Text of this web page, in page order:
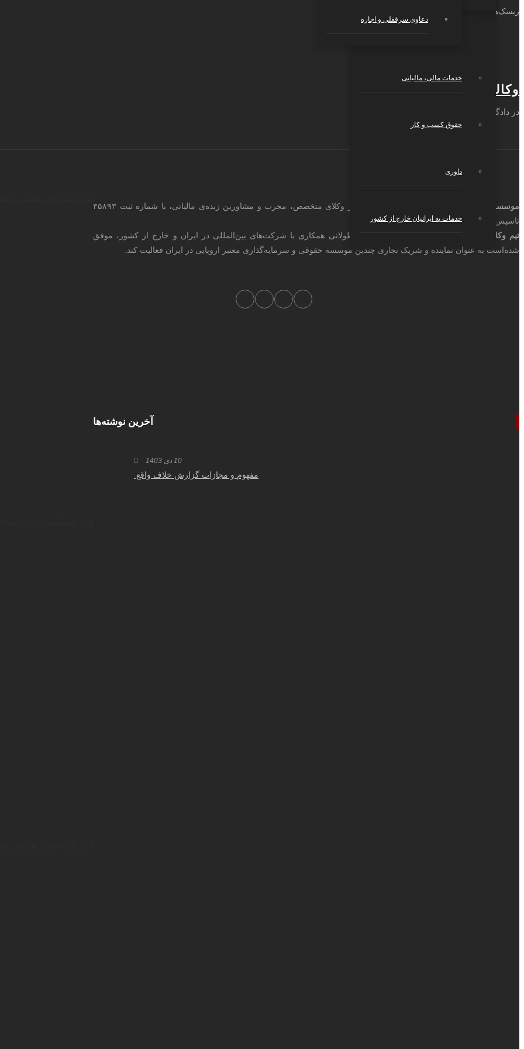
دعاوی سرقفلی و اجاره
خدمات مالی، مالیاتی
حقوق کسب و کار
داوری
خدمات به ایرانیان خارج از کشور
ریسک‌های حقوقی کسب و کار شما را شناسایی می‌کنیم.
وکالت دعاوی
در دادگاه از پرونده شما دفاع می‌کنیم.
موسسه حقوقی اندیشه
، از سال ۱۳۹۴ با تیمی از وکلای متخصص، مجرب و مشاورین زبده‌ی مالیاتی، با شماره ثبت ۳۵۸۹۳
تاسیس شد.
تیم وکلا و مشاورین اندیشه
، با اتکا به سابقه‌ی طولانی همکاری با شرکت‌های بین‌المللی در ایران و خارج از کشور، موفق
شده‌است به عنوان نماینده و شریک تجاری چندین موسسه حقوقی و سرمایه‌گذاری معتبر اروپایی در ایران فعالیت کند.
آخرین نوشته‌ها
10 دی 1403
مفهوم و مجازات گزارش خلاف واقع